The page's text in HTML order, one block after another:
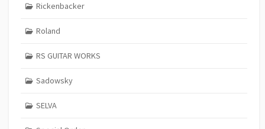
Rickenbacker
Roland
RS GUITAR WORKS
Sadowsky
SELVA